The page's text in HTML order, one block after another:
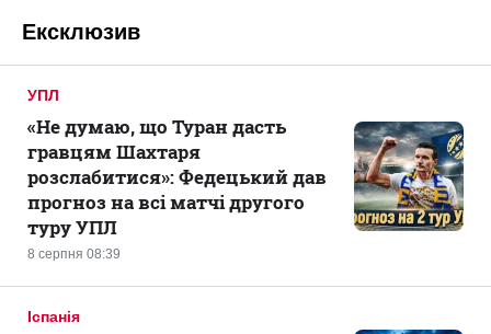
Ексклюзив
УПЛ
8 серпня 08:39
«Не думаю, що Туран дасть
гравцям Шахтаря
розслабитися»: Федецький дав
прогноз на всі матчі другого
туру УПЛ
Іспанія